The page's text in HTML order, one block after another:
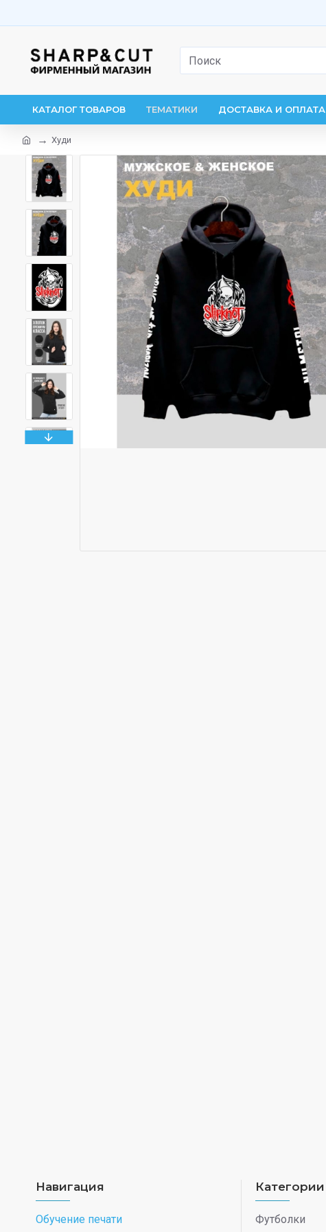
КАТАЛОГ ТОВАРОВ ТЕМАТИКИ ДОСТАВКА И ОПЛАТА
Худи
Навигация
Обучение печати
Категории
Футболки